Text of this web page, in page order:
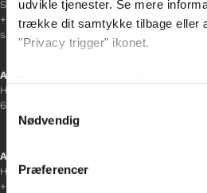
udvikle tjenester. Se mere
trække dit samtykke tilbage eller
"Privacy trigger" ikonet.
Vi bruger cookies til at tilpasse
data med andre oplysninger, du
Nødvendig
Præferencer
Sanne Hansen
+45 23 69 19 35
sanne.h@gladfonden.dk
Aabenraa
H P Hanssens Gade 23, 2.
6200 Aabenraa
Afdelingschef
Helene Teichert
+45 29 37 32 41